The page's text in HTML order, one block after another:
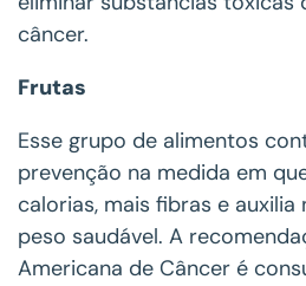
câncer.
Frutas
Esse grupo de alimentos
prevenção na medida em
calorias, mais fibras e
peso saudável. A
Americana de Câncer é